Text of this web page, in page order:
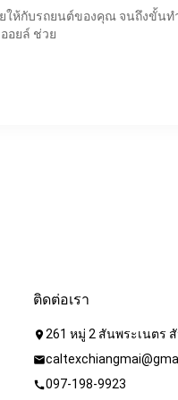
ห้กับรถยนต์ของคุณ จนถึงขั้นท
อยล์ ช่วย
ติดต่อเรา
location_on261 หมู่ 2 สันพระเนตร
mail
call097-198-9923